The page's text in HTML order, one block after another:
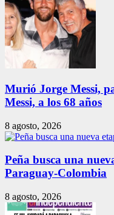
Murió Jorge Messi,
Messi, a los 68 años
8 agosto, 2026
Peña busca una
Paraguay-Colombia
8 agosto, 2026